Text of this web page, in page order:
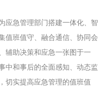
应急管理部门搭建一体化、智
值班值守、融合通信、协同会
辅助决策和应急一张图于一
中和事后的全面感知、动态监
切实提高应急管理的值班值